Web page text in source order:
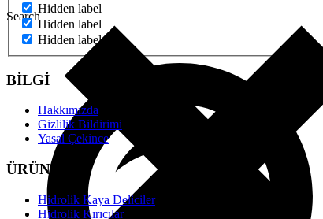
Search
Hidden label
Hidden label
Hidden label
BİLGİ
Hakkımızda
Gizlilik Bildirimi
Yasal Çekince
ÜRÜNLER
Hidrolik Kaya Deliciler
Hidrolik Kırıcılar